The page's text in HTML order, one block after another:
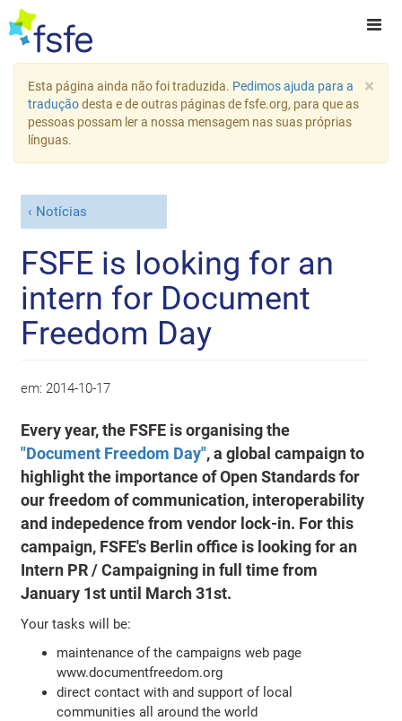
×
Esta página ainda não foi traduzida. Pedimos ajuda para a
traduçãodesta e de outras páginas de fsfe.org, para que as
pessoas possam ler a nossa mensagem nas suas próprias
línguas.
Notícias
FSFE is looking for an
intern for Document
Freedom Day
em: 2014-10-17
Every year, the FSFE is organising the
"Document Freedom Day", a global campaign to
highlight the importance of Open Standards for
our freedom of communication, interoperability
and indepedence from vendor lock-in. For this
campaign, FSFE's Berlin office is looking for an
Intern PR / Campaigning in full time from
January 1st until March 31st.
Your tasks will be:
maintenance of the campaigns web page
www.documentfreedom.org
direct contact with and support of local
communities all around the world